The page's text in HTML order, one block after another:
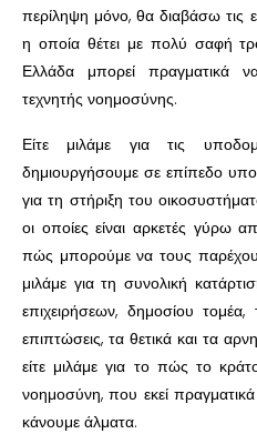
περίληψη μόνο, θα διαβάσω τις
η οποία θέτει με πολύ σαφή
Ελλάδα μπορεί πραγματικά
τεχνητής νοημοσύνης.
Είτε μιλάμε για τις
δημιουργήσουμε σε επίπεδο
για τη στήριξη του
οι οποίες είναι αρκετές γύρω
πώς μπορούμε να τους
μιλάμε για τη συνολική
επιχειρήσεων, δημοσίου
επιπτώσεις, τα θετικά και τα
είτε μιλάμε για το πώς το
νοημοσύνη, που εκεί
κάνουμε άλματα.